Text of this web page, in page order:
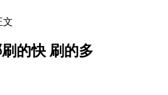
文
的快 刷的多